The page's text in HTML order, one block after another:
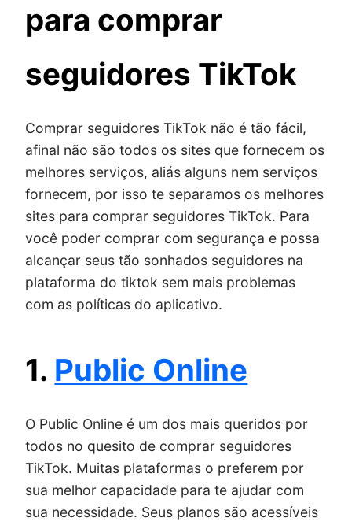
para comprar
seguidores TikTok
Comprar seguidores TikTok não é tão fácil,
afinal não são todos os sites que fornecem os
melhores serviços, aliás alguns nem serviços
fornecem, por isso te separamos os melhores
sites para comprar seguidores TikTok. Para
você poder comprar com segurança e possa
alcançar seus tão sonhados seguidores na
plataforma do tiktok sem mais problemas
com as políticas do aplicativo.
1. Public Online
O Public Online é um dos mais queridos por
todos no quesito de comprar seguidores
TikTok. Muitas plataformas o preferem por
sua melhor capacidade para te ajudar com
sua necessidade. Seus planos são acessíveis